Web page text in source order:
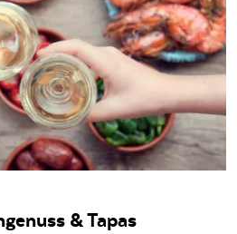
& Tapas